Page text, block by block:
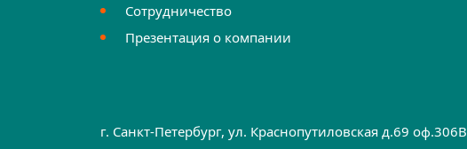
Сотрудничество
Презентация о компании
г. Санкт-Петербург, ул. Краснопутиловская д.69 оф.306B